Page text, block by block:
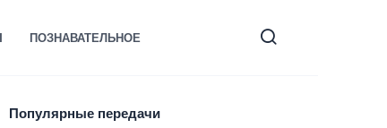
ПОЗНАВАТЕЛЬНОЕ
Популярные передачи